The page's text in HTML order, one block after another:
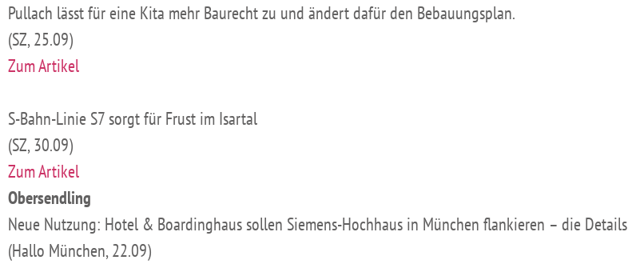
Pullach lässt für eine Kita mehr Baurecht zu und ändert dafür den Bebauungsplan.
(SZ, 25.09)
Zum Artikel
S-Bahn-Linie S7 sorgt für Frust im Isartal
(SZ, 30.09)
Zum Artikel
Obersendling
Neue Nutzung: Hotel & Boardinghaus sollen Siemens-Hochhaus in München flankieren – die Details
(Hallo München, 22.09)